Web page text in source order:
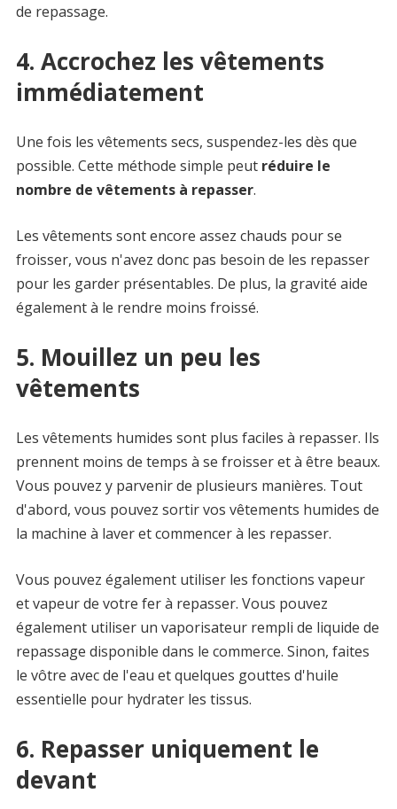
de repassage.
4. Accrochez les vêtements
immédiatement
Une fois les vêtements secs, suspendez-les dès que
possible. Cette méthode simple peut réduire le
nombre de vêtements à repasser.
Les vêtements sont encore assez chauds pour se
froisser, vous n'avez donc pas besoin de les repasser
pour les garder présentables. De plus, la gravité aide
également à le rendre moins froissé.
5. Mouillez un peu les
vêtements
Les vêtements humides sont plus faciles à repasser. Ils
prennent moins de temps à se froisser et à être beaux.
Vous pouvez y parvenir de plusieurs manières. Tout
d'abord, vous pouvez sortir vos vêtements humides de
la machine à laver et commencer à les repasser.
Vous pouvez également utiliser les fonctions vapeur
et vapeur de votre fer à repasser. Vous pouvez
également utiliser un vaporisateur rempli de liquide de
repassage disponible dans le commerce. Sinon, faites
le vôtre avec de l'eau et quelques gouttes d'huile
essentielle pour hydrater les tissus.
6. Repasser uniquement le
devant